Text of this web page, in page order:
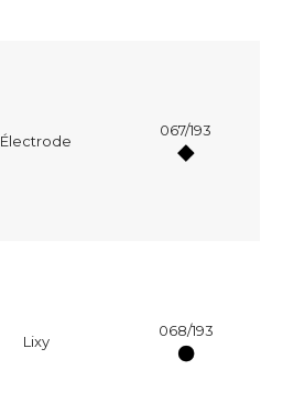
Électrode
067/193
Lixy
068/193